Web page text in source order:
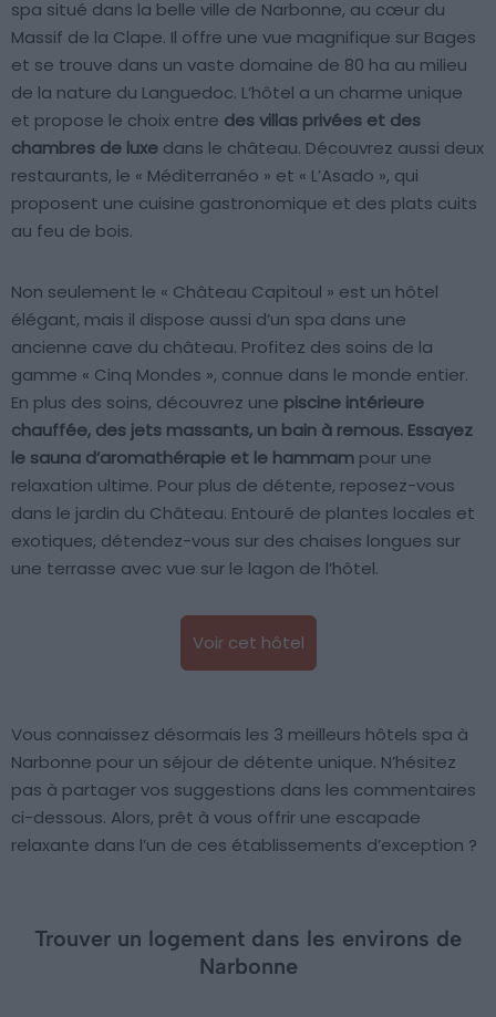
spa situé dans la belle ville de Narbonne, au cœur du
Massif de la Clape. Il offre une vue magnifique sur Bages
et se trouve dans un vaste domaine de 80 ha au milieu
de la nature du Languedoc. L’hôtel a un charme unique
et propose le choix entre des villas privées et des
chambres de luxe dans le château. Découvrez aussi deux
restaurants, le « Méditerranéo » et « L’Asado », qui
proposent une cuisine gastronomique et des plats cuits
au feu de bois.
Non seulement le « Château Capitoul » est un hôtel
élégant, mais il dispose aussi d’un spa dans une
ancienne cave du château. Profitez des soins de la
gamme « Cinq Mondes », connue dans le monde entier.
En plus des soins, découvrez une piscine intérieure
chauffée, des jets massants, un bain à remous. Essayez
le sauna d’aromathérapie et le hammam pour une
relaxation ultime. Pour plus de détente, reposez-vous
dans le jardin du Château. Entouré de plantes locales et
exotiques, détendez-vous sur des chaises longues sur
une terrasse avec vue sur le lagon de l’hôtel.
Voir cet hôtel
Vous connaissez désormais les 3 meilleurs hôtels spa à
Narbonne pour un séjour de détente unique. N’hésitez
pas à partager vos suggestions dans les commentaires
ci-dessous. Alors, prêt à vous offrir une escapade
relaxante dans l’un de ces établissements d’exception ?
Trouver un logement dans les environs de
Narbonne